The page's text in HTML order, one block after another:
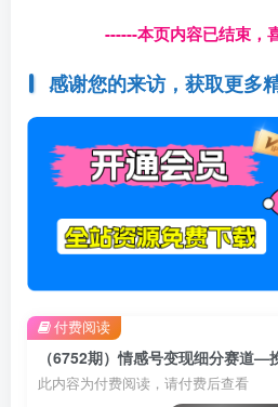
------本页内容已结束，
感谢您的来访，获取更多
此内容为付费阅读，请付费后查看
付费阅读